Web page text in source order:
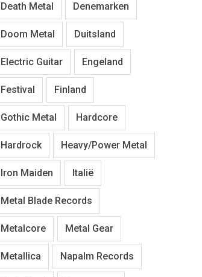
Death Metal Denemarken
Doom Metal Duitsland
Electric Guitar Engeland
Festival Finland
Gothic Metal Hardcore
Hardrock Heavy/Power Metal
Iron Maiden Italië
Metal Blade Records
Metalcore Metal Gear
Metallica Napalm Records